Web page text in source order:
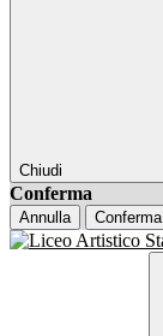
Chiudi
Conferma
Annulla Conferma